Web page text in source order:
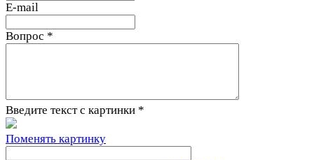
E-mail
Вопрос *
Введите текст с картинки *
Поменять картинку